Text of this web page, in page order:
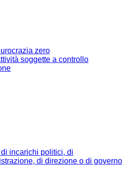
zero
soggette a controllo
incarichi politici, di
di direzione o di governo